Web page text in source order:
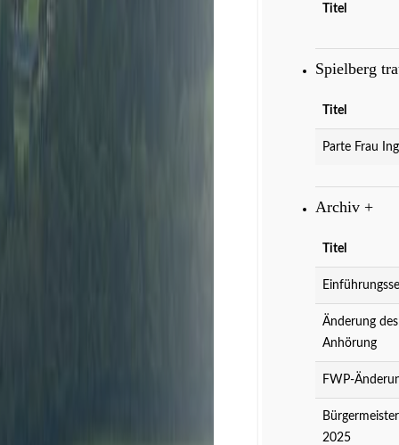
Titel
Spielberg
Titel
Parte Frau
Archiv +
Titel
Änderung
Anhörung
FWP-
2025